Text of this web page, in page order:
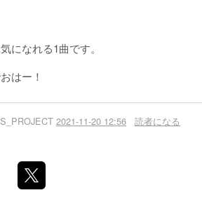
になれる1曲です。
はー！
2021-11-20 12:56 読者になる